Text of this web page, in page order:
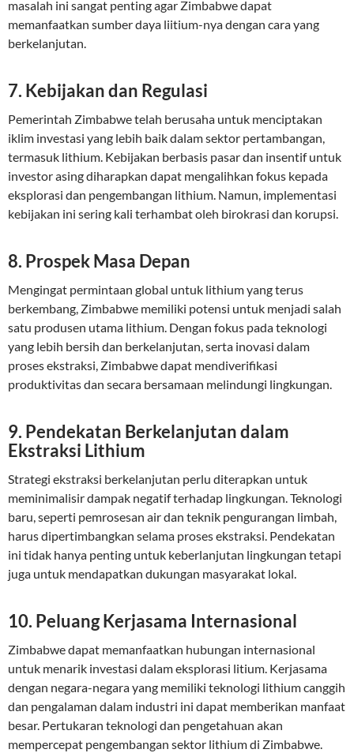
masalah ini sangat penting agar Zimbabwe dapat
memanfaatkan sumber daya liitium-nya dengan cara yang
berkelanjutan.
7. Kebijakan dan Regulasi
Pemerintah Zimbabwe telah berusaha untuk menciptakan
iklim investasi yang lebih baik dalam sektor pertambangan,
termasuk lithium. Kebijakan berbasis pasar dan insentif untuk
investor asing diharapkan dapat mengalihkan fokus kepada
eksplorasi dan pengembangan lithium. Namun, implementasi
kebijakan ini sering kali terhambat oleh birokrasi dan korupsi.
8. Prospek Masa Depan
Mengingat permintaan global untuk lithium yang terus
berkembang, Zimbabwe memiliki potensi untuk menjadi salah
satu produsen utama lithium. Dengan fokus pada teknologi
yang lebih bersih dan berkelanjutan, serta inovasi dalam
proses ekstraksi, Zimbabwe dapat mendiverifikasi
produktivitas dan secara bersamaan melindungi lingkungan.
9. Pendekatan Berkelanjutan dalam
Ekstraksi Lithium
Strategi ekstraksi berkelanjutan perlu diterapkan untuk
meminimalisir dampak negatif terhadap lingkungan. Teknologi
baru, seperti pemrosesan air dan teknik pengurangan limbah,
harus dipertimbangkan selama proses ekstraksi. Pendekatan
ini tidak hanya penting untuk keberlanjutan lingkungan tetapi
juga untuk mendapatkan dukungan masyarakat lokal.
10. Peluang Kerjasama Internasional
Zimbabwe dapat memanfaatkan hubungan internasional
untuk menarik investasi dalam eksplorasi litium. Kerjasama
dengan negara-negara yang memiliki teknologi lithium canggih
dan pengalaman dalam industri ini dapat memberikan manfaat
besar. Pertukaran teknologi dan pengetahuan akan
mempercepat pengembangan sektor lithium di Zimbabwe.